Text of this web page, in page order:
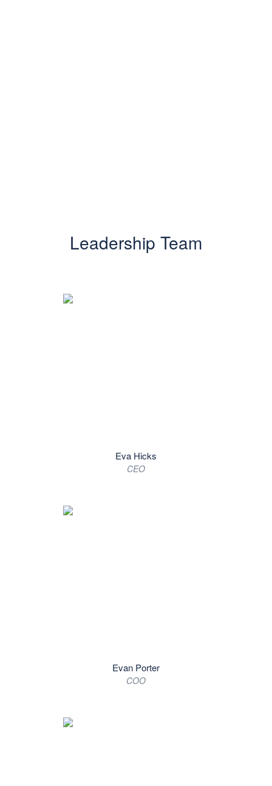
Leadership Team
Eva Hicks
CEO
Evan Porter
COO